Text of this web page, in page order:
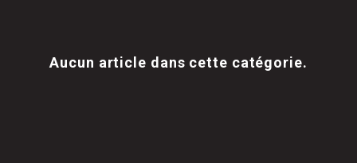
Aucun article dans cette catégorie.